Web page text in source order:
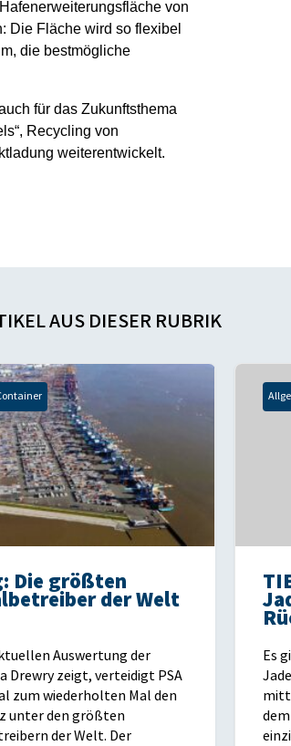
von
Die Fläche wird so flexibel
die bestmögliche
für das Zukunftsthema
Recycling von
weiterentwickelt.
AUS DIESER RUBRIK
Die größten
der Welt
Auswertung der
Drewry zeigt, verteidigt PSA
zum wiederholten Mal den
unter den größten
der Welt. Der
Es